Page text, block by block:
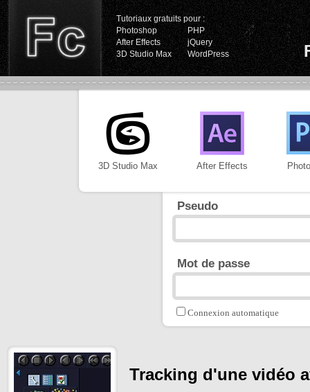
Tutoriaux gratuits pour :
Photoshop
PHP
After Effects
jQuery
3D Studio Max
WordPress
3D Studio Max After Effects
Pseudo
Mot de passe
Connexion automatique
Tracking d'une vidéo